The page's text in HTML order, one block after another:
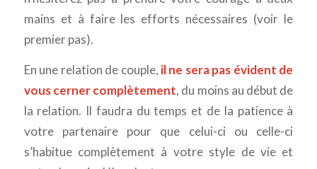
mains et à faire les efforts nécessaires (voir le
premier pas).
En une relation de couple, il ne sera pas évident de
vous cerner complètement, du moins au début de
la relation. Il faudra du temps et de la patience à
votre partenaire pour que celui-ci ou celle-ci
s’habitue complètement à votre style de vie et